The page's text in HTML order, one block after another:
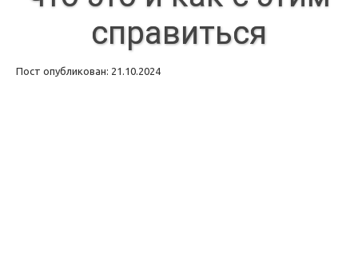
справиться
Пост опубликован: 21.10.2024